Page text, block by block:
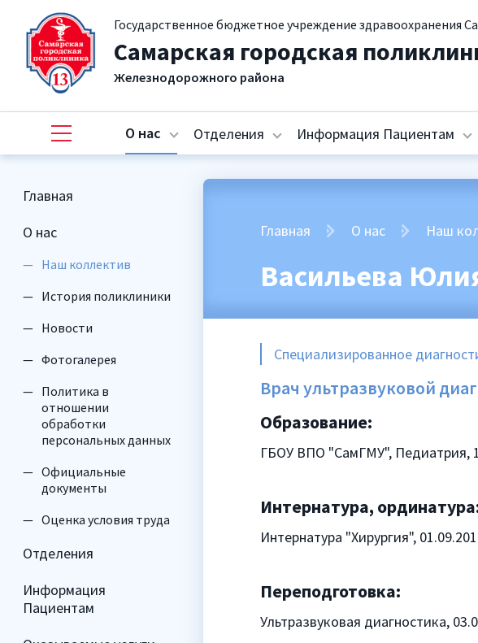
Государственное бюджетное учреждение здравоохранения
Самарская городская
Железнодорожного района
О нас Отделения Информация Пациентам
Главная
О нас
Наш коллектив
История поликлиники
Новости
Фотогалерея
Политика в
отношении
обработки
персональных данных
Официальные
документы
Оценка условия труда
Отделения
Информация
Пациентам
Главная О нас Наш
Васильева
Специализированное
Врач ультразвуковой
Образование:
ГБОУ ВПО "СамГМУ", Педиатрия,
Интернатура,
Интернатура "Хирургия",
Переподготовка:
Ультразвуковая диагностика,